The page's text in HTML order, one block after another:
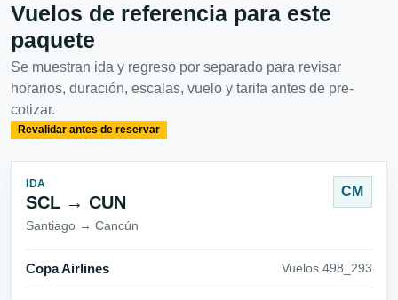
Vuelos de referencia para este
paquete
Se muestran ida y regreso por separado para revisar
horarios, duración, escalas, vuelo y tarifa antes de pre-
cotizar.
Revalidar antes de reservar
IDA
SCL → CUN
Santiago → Cancún
CM
Copa Airlines Vuelos 498_293